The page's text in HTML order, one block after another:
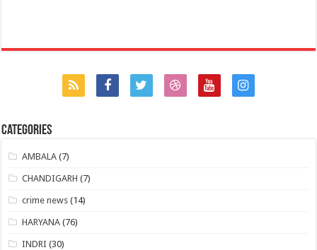
Categories
AMBALA (7)
CHANDIGARH (7)
crime news (14)
HARYANA (76)
INDRI (30)